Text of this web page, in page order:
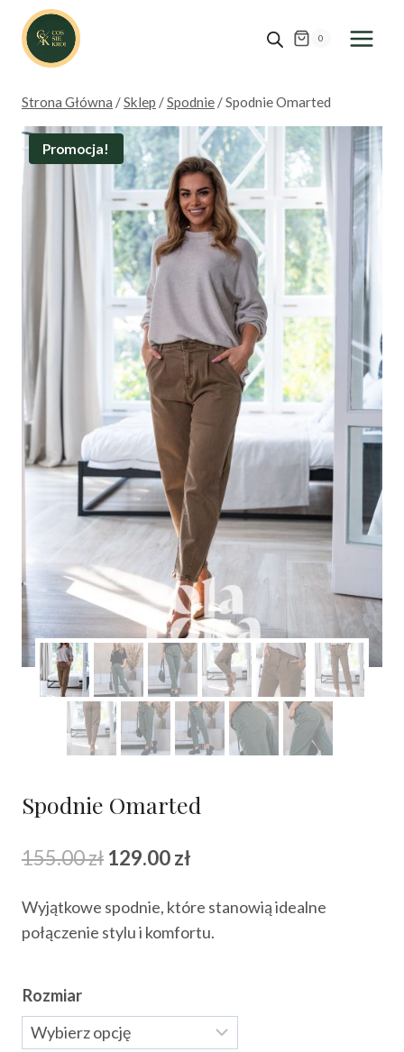
Przejdź
treści
0
Strona Główna /Sklep /Spodnie /Spodnie Omarted
Promocja!
Spodnie Omarted
155.00zł Pierwotna
wynosiła:
129.00zł
wynosi:
Wyjątkowe spodnie, które stanowią idealne
połączenie stylu i komfortu.
Rozmiar